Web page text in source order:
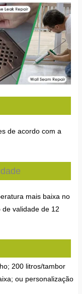
de acordo com a
mais baixa no
validade de 12
200 litros/tambor
ou personalização